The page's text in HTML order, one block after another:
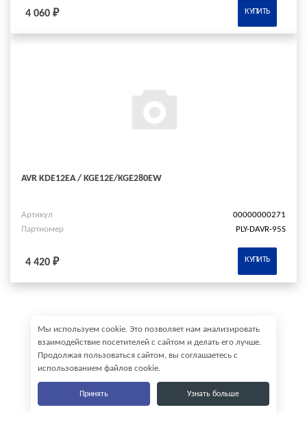
4 060 ₽ КУПИТЬ
AVR KDE12EA / KGE12E/KGE280EW
Артикул
00000000271
Партномер
PLY-DAVR-95S
4 420 ₽ КУПИТЬ
Мы используем cookie. Это позволяет нам анализировать
взаимодействие посетителей с сайтом и делать его лучше.
Продолжая пользоваться сайтом, вы соглашаетесь с
использованием файлов cookie.
Принять Узнать больше